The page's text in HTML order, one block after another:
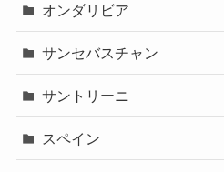
オンダリビア
サンセバスチャン
サントリーニ
スペイン